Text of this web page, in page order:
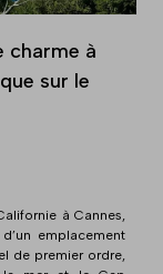
charme à
sur le
à Cannes,
emplacement
de premier ordre,